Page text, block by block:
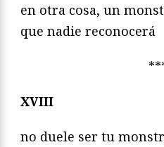
en otra cosa, un
que nadie reconocerá
XVIII
no duele ser tu